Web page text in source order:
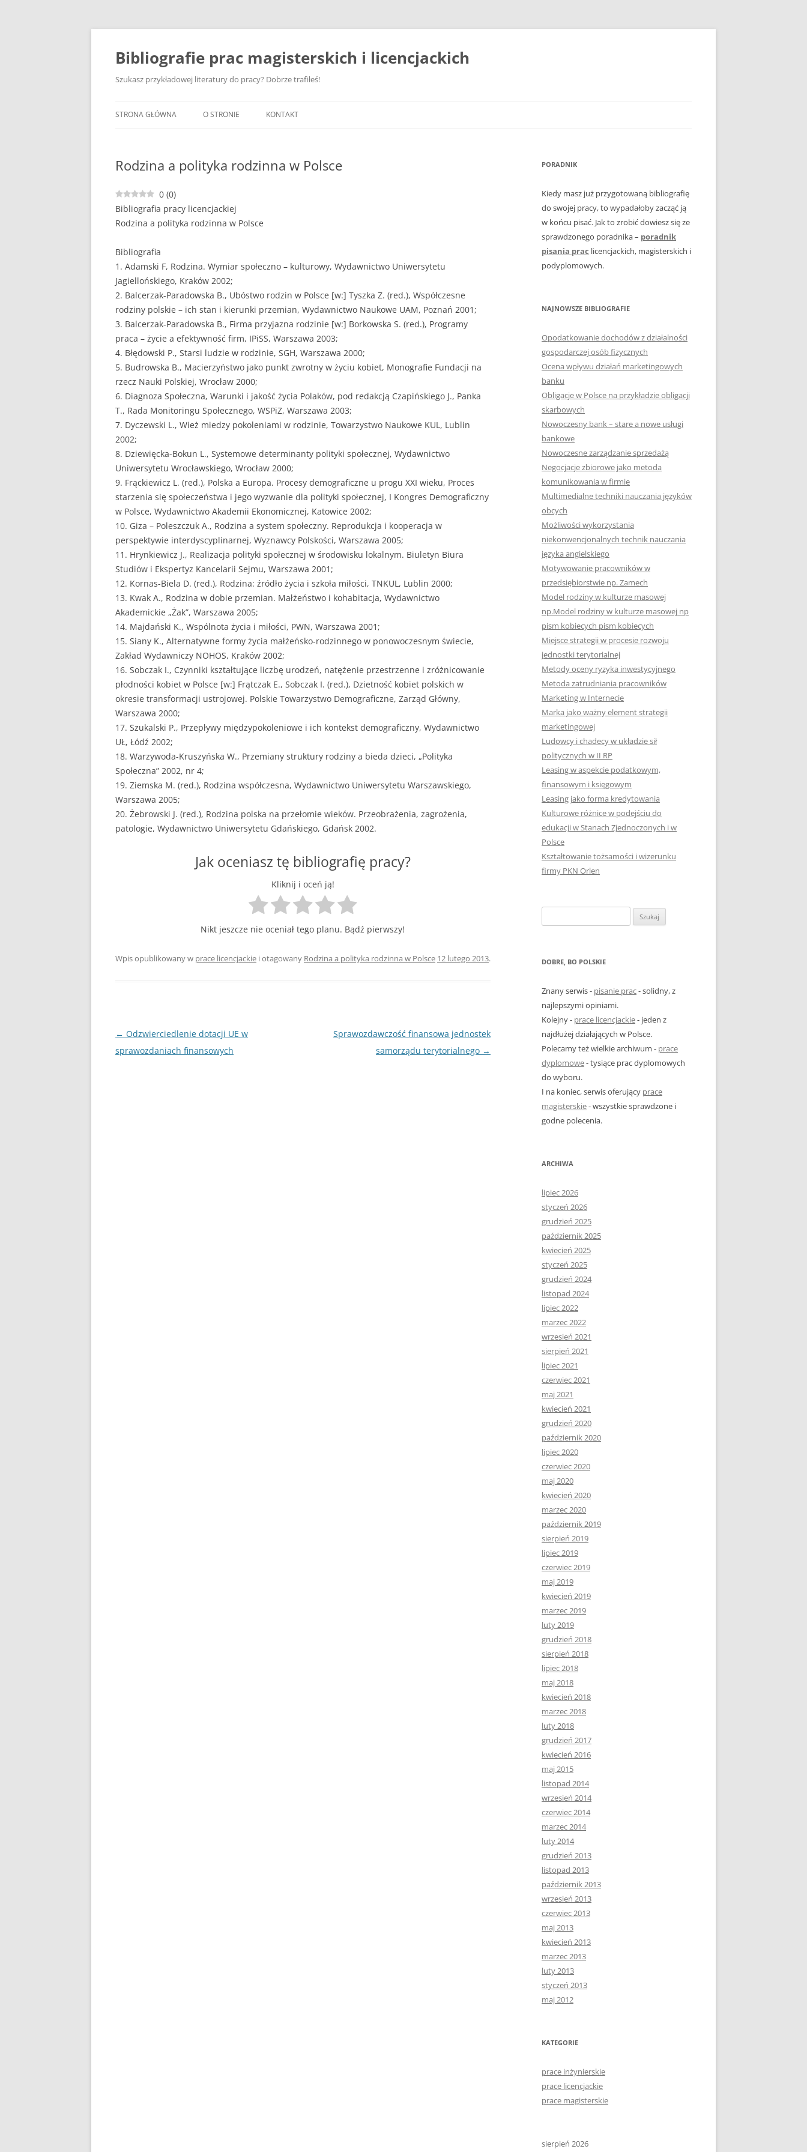
Przejdź
treści
Bibliografie prac magisterskich i licencjackich
Szukasz przykładowej literatury do pracy? Dobrze trafiłeś!
STRONA GŁÓWNA O STRONIE KONTAKT
Rodzina a polityka rodzinna w Polsce
0 (0)
Bibliografia pracy licencjackiej
Rodzina a polityka rodzinna w Polsce
Bibliografia
1. Adamski F, Rodzina. Wymiar społeczno – kulturowy, Wydawnictwo Uniwersytetu
Jagiellońskiego, Kraków 2002;
2. Balcerzak-Paradowska B., Ubóstwo rodzin w Polsce [w:] Tyszka Z. (red.), Współczesne
rodziny polskie – ich stan i kierunki przemian, Wydawnictwo Naukowe UAM, Poznań 2001;
3. Balcerzak-Paradowska B., Firma przyjazna rodzinie [w:] Borkowska S. (red.), Programy
praca – życie a efektywność firm, IPiSS, Warszawa 2003;
4. Błędowski P., Starsi ludzie w rodzinie, SGH, Warszawa 2000;
5. Budrowska B., Macierzyństwo jako punkt zwrotny w życiu kobiet, Monografie Fundacji na
rzecz Nauki Polskiej, Wrocław 2000;
6. Diagnoza Społeczna, Warunki i jakość życia Polaków, pod redakcją Czapińskiego J., Panka
T., Rada Monitoringu Społecznego, WSPiZ, Warszawa 2003;
7. Dyczewski L., Wież miedzy pokoleniami w rodzinie, Towarzystwo Naukowe KUL, Lublin
2002;
8. Dziewięcka-Bokun L., Systemowe determinanty polityki społecznej, Wydawnictwo
Uniwersytetu Wrocławskiego, Wrocław 2000;
9. Frąckiewicz L. (red.), Polska a Europa. Procesy demograficzne u progu XXI wieku, Proces
starzenia się społeczeństwa i jego wyzwanie dla polityki społecznej, I Kongres Demograficzny
w Polsce, Wydawnictwo Akademii Ekonomicznej, Katowice 2002;
10. Giza – Poleszczuk A., Rodzina a system społeczny. Reprodukcja i kooperacja w
perspektywie interdyscyplinarnej, Wyznawcy Polskości, Warszawa 2005;
11. Hrynkiewicz J., Realizacja polityki społecznej w środowisku lokalnym. Biuletyn Biura
Studiów i Ekspertyz Kancelarii Sejmu, Warszawa 2001;
12. Kornas-Biela D. (red.), Rodzina: źródło życia i szkoła miłości, TNKUL, Lublin 2000;
13. Kwak A., Rodzina w dobie przemian. Małżeństwo i kohabitacja, Wydawnictwo
Akademickie „Żak”, Warszawa 2005;
14. Majdański K., Wspólnota życia i miłości, PWN, Warszawa 2001;
15. Siany K., Alternatywne formy życia małżeńsko-rodzinnego w ponowoczesnym świecie,
Zakład Wydawniczy NOHOS, Kraków 2002;
16. Sobczak I., Czynniki kształtujące liczbę urodzeń, natężenie przestrzenne i zróżnicowanie
płodności kobiet w Polsce [w:] Frątczak E., Sobczak I. (red.), Dzietność kobiet polskich w
okresie transformacji ustrojowej. Polskie Towarzystwo Demograficzne, Zarząd Główny,
Warszawa 2000;
17. Szukalski P., Przepływy międzypokoleniowe i ich kontekst demograficzny, Wydawnictwo
UŁ, Łódź 2002;
18. Warzywoda-Kruszyńska W., Przemiany struktury rodziny a bieda dzieci, „Polityka
Społeczna” 2002, nr 4;
19. Ziemska M. (red.), Rodzina współczesna, Wydawnictwo Uniwersytetu Warszawskiego,
Warszawa 2005;
20. Żebrowski J. (red.), Rodzina polska na przełomie wieków. Przeobrażenia, zagrożenia,
patologie, Wydawnictwo Uniwersytetu Gdańskiego, Gdańsk 2002.
Jak oceniasz tę bibliografię pracy?
Kliknij i oceń ją!
Nikt jeszcze nie oceniał tego planu. Bądź pierwszy!
Wpis opublikowany w prace licencjackie i otagowany Rodzina a polityka rodzinna w Polsce 12 lutego 2013.
Nawigacja
wpisu
← Odzwierciedlenie dotacji UE w
sprawozdaniach finansowych
Sprawozdawczość finansowa jednostek
samorządu terytorialnego →
PORADNIK
Kiedy masz już przygotowaną bibliografię
do swojej pracy, to wypadałoby zacząć ją
w końcu pisać. Jak to zrobić dowiesz się ze
sprawdzonego poradnika – poradnik
pisania prac licencjackich, magisterskich i
podyplomowych.
NAJNOWSZE BIBLIOGRAFIE
Opodatkowanie dochodów z działalności
gospodarczej osób fizycznych
Ocena wpływu działań marketingowych
banku
Obligacje w Polsce na przykładzie obligacji
skarbowych
Nowoczesny bank – stare a nowe usługi
bankowe
Nowoczesne zarządzanie sprzedażą
Negocjacje zbiorowe jako metoda
komunikowania w firmie
Multimedialne techniki nauczania języków
obcych
Możliwości wykorzystania
niekonwencjonalnych technik nauczania
języka angielskiego
Motywowanie pracowników w
przedsiębiorstwie np. Zamech
Model rodziny w kulturze masowej
np.Model rodziny w kulturze masowej np
pism kobiecych pism kobiecych
Miejsce strategii w procesie rozwoju
jednostki terytorialnej
Metody oceny ryzyka inwestycyjnego
Metoda zatrudniania pracowników
Marketing w Internecie
Marka jako ważny element strategii
marketingowej
Ludowcy i chadecy w układzie sił
politycznych w II RP
Leasing w aspekcie podatkowym,
finansowym i księgowym
Leasing jako forma kredytowania
Kulturowe różnice w podejściu do
edukacji w Stanach Zjednoczonych i w
Polsce
Kształtowanie tożsamości i wizerunku
firmy PKN Orlen
DOBRE, BO POLSKIE
Znany serwis - pisanie prac- solidny, z
najlepszymi opiniami.
Kolejny - prace licencjackie- jeden z
najdłużej działających w Polsce.
Polecamy też wielkie archiwum - prace
dyplomowe- tysiące prac dyplomowych
do wyboru.
I na koniec, serwis oferujący prace
magisterskie- wszystkie sprawdzone i
godne polecenia.
ARCHIWA
lipiec 2026
styczeń 2026
grudzień 2025
październik 2025
kwiecień 2025
styczeń 2025
grudzień 2024
listopad 2024
lipiec 2022
marzec 2022
wrzesień 2021
sierpień 2021
lipiec 2021
czerwiec 2021
maj 2021
kwiecień 2021
grudzień 2020
październik 2020
lipiec 2020
czerwiec 2020
maj 2020
kwiecień 2020
marzec 2020
październik 2019
sierpień 2019
lipiec 2019
czerwiec 2019
maj 2019
kwiecień 2019
marzec 2019
luty 2019
grudzień 2018
sierpień 2018
lipiec 2018
maj 2018
kwiecień 2018
marzec 2018
luty 2018
grudzień 2017
kwiecień 2016
maj 2015
listopad 2014
wrzesień 2014
czerwiec 2014
marzec 2014
luty 2014
grudzień 2013
listopad 2013
październik 2013
wrzesień 2013
czerwiec 2013
maj 2013
kwiecień 2013
marzec 2013
luty 2013
styczeń 2013
maj 2012
KATEGORIE
prace inżynierskie
prace licencjackie
prace magisterskie
sierpień 2026